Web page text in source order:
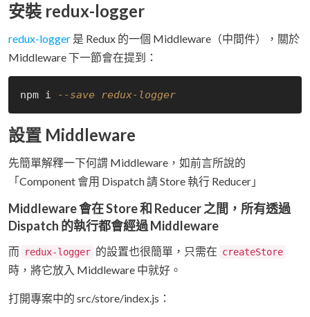
安裝 redux-logger
redux-logger 是 Redux 的一個 Middleware（中間件），關於
Middleware 下一節會在提到：
npm i --save redux-logger
設置 Middleware
先簡單解釋一下何謂 Middleware，如前言所說的
「Component 會用 Dispatch 請 Store 執行 Reducer」
Middleware 會在 Store 和 Reducer 之間，所有透過
Dispatch 的執行都會經過 Middleware
而 redux-logger 的設置也很簡單，只需在 createStore
時，將它放入 Middleware 中就好。
打開專案中的 src/store/index.js：